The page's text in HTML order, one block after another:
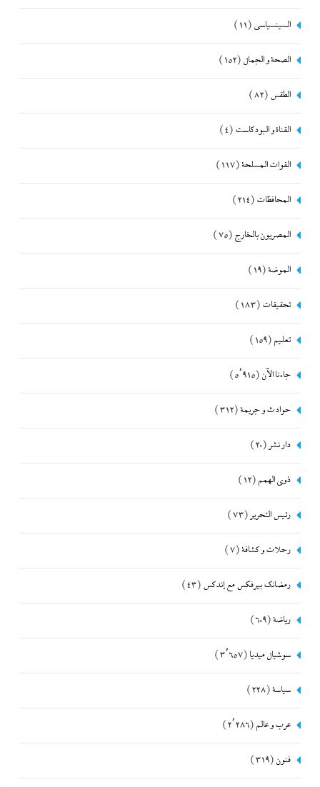
السينسياسي (11)
الصحة و الجمال (152)
الطقس (82)
القناة و البودكاست (4)
القوات المسلحة(117)
المحافظات (214)
المصريون بالخارج (75)
الموضة(19)
تحقيقات (183)
تعليم (159)
جاءنا الآن (5٬915)
حوادث و جريمة(312)
دار نشر (20)
ذوى الهمم (12)
رئيس التحرير (73)
رحلات و كشافة(7)
رمضانك بيرفكس مع إندكس (43)
رياضة(609)
سوشيال ميديا (3٬657)
سياسة(228)
عرب و عالم (2٬286)
فنون (319)